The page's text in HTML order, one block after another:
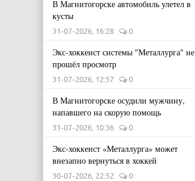
В Магнитогорске автомобиль улетел в
кусты
31-07-2026, 16:28 0
Экс-хоккеист системы "Металлурга" не
прошёл просмотр
31-07-2026, 12:57 0
В Магнитогорске осудили мужчину,
напавшего на скорую помощь
31-07-2026, 10:36 0
Экс-хоккеист «Металлурга» может
внезапно вернуться в хоккей
30-07-2026, 22:52 0